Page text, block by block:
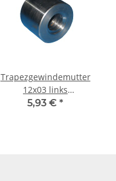
Trapezgewindemutter
12x03 links
Automatenstahl rund
5,93 € *